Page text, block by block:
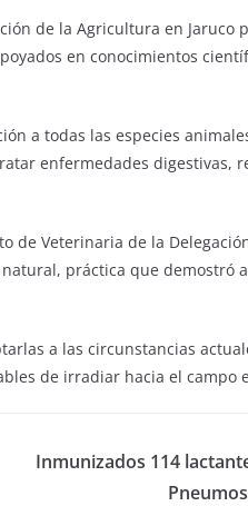
de la Agricultura en Jaruco
en conocimientos
a todas las especies
enfermedades digestivas,
de Veterinaria de la
práctica que demostró
a las circunstancias
de irradiar hacia el campo
Inmunizados 114